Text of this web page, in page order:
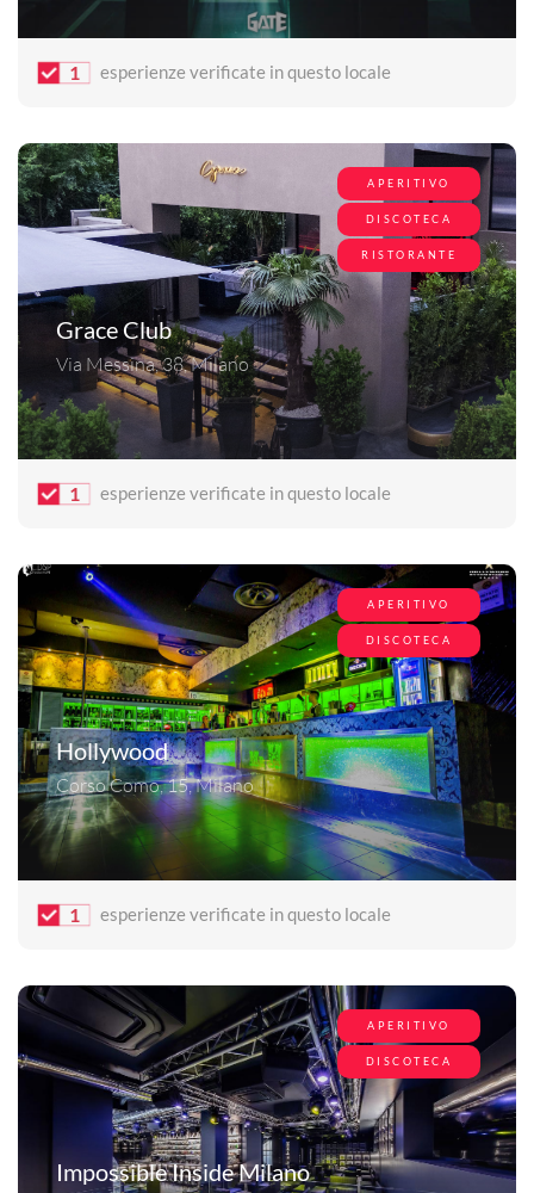
1 esperienze verificate in questo locale
APERITIVO
DISCOTECA
RISTORANTE
Grace Club
Via Messina, 38, Milano
1 esperienze verificate in questo locale
APERITIVO
DISCOTECA
Hollywood
Corso Como, 15, Milano
1 esperienze verificate in questo locale
APERITIVO
DISCOTECA
Impossible Inside Milano